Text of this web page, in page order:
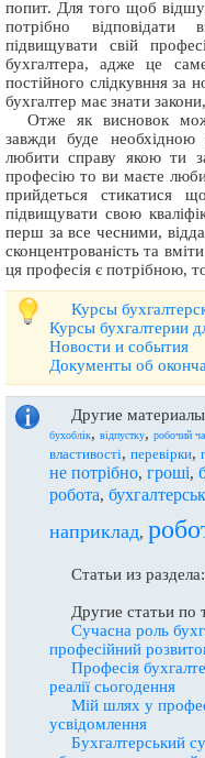
попит. Для того щоб
потрібно
підвищувати свій
бухгалтера, адже це
постійного слідкувння за
бухгалтер має знати
Отже як висновок
завжди буде необхідною
любити справу якою ти
професію то ви маєте
прийдеться стикатися
підвищувати свою
перш за все чесними,
сконцентрованість та
ця професія є потрібною,
Курсы
Курсы бухгалтерии
Новости и события
Документы об
Другие
бухоблік, відпустку, робочий
властивості, перевірки,
не потрібно, гроші,
робота,
наприклад,
Статьи из раздела:
Другие статьи по
Сучасна роль
професійний
Професія
реалії сьогодення
Мій шлях у
усвідомлення
Бухгалтерський